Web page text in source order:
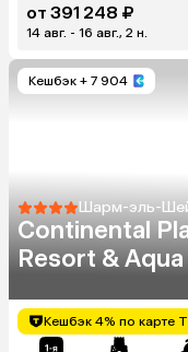
от 391 248 ₽
14 авг. - 16 авг., 2 н.
Кешбэк + 7 904
Шарм-эль-
Continental
Resort & Aqua
Кешбэк 4% по карте